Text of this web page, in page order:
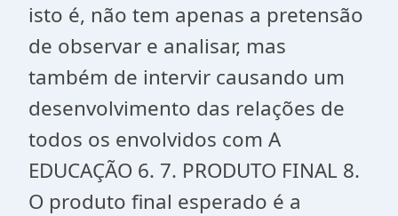
isto é, não tem apenas a pretensão
de observar e analisar, mas
também de intervir causando um
desenvolvimento das relações de
todos os envolvidos com A
EDUCAÇÃO 6. 7. PRODUTO FINAL 8.
O produto final esperado é a